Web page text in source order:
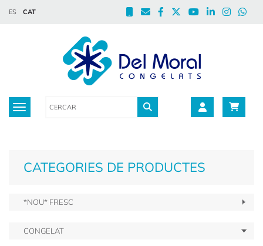
ES CAT
Toggle navigation
CATEGORIES DE PRODUCTES
*NOU* FRESC
CONGELAT